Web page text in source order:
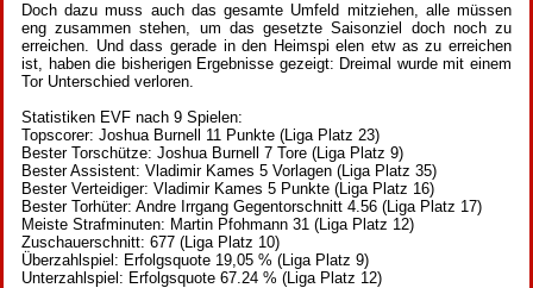
Doch dazu muss auch das gesamte Umfeld mitziehen, alle müssen
eng zusammen stehen, um das gesetzte Saisonziel doch noch zu
erreichen. Und dass gerade in den Heimspi elen etw as zu erreichen
ist, haben die bisherigen Ergebnisse gezeigt: Dreimal wurde mit einem
Tor Unterschied verloren.
Statistiken EVF nach 9 Spielen:
Topscorer: Joshua Burnell 11 Punkte (Liga Platz 23)
Bester Torschütze: Joshua Burnell 7 Tore (Liga Platz 9)
Bester Assistent: Vladimir Kames 5 Vorlagen (Liga Platz 35)
Bester Verteidiger: Vladimir Kames 5 Punkte (Liga Platz 16)
Bester Torhüter: Andre Irrgang Gegentorschnitt 4.56 (Liga Platz 17)
Meiste Strafminuten: Martin Pfohmann 31 (Liga Platz 12)
Zuschauerschnitt: 677 (Liga Platz 10)
Überzahlspiel: Erfolgsquote 19,05 % (Liga Platz 9)
Unterzahlspiel: Erfolgsquote 67.24 % (Liga Platz 12)